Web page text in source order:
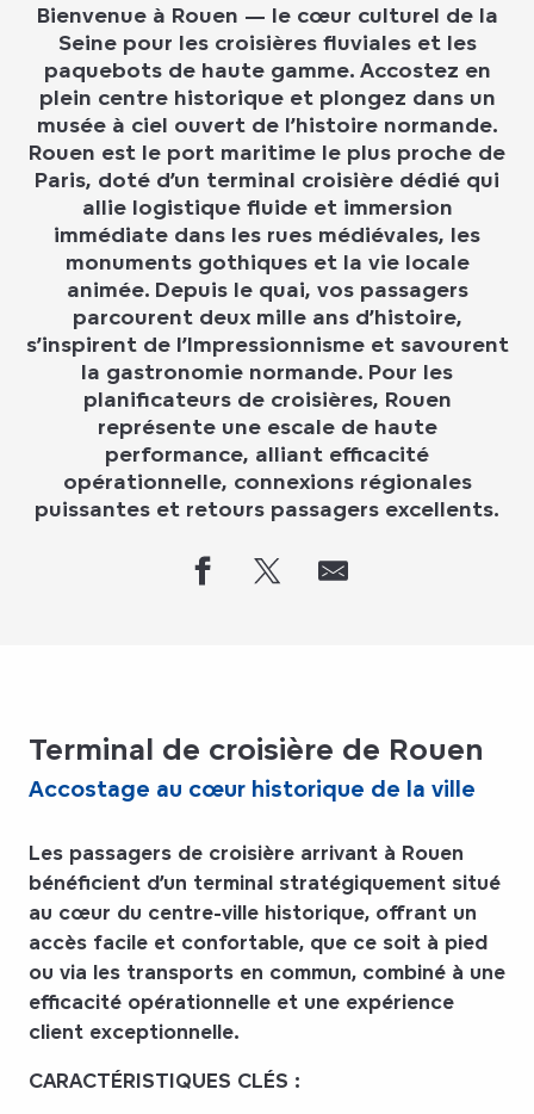
Bienvenue à Rouen — le cœur culturel de la
Seine pour les croisières fluviales et les
paquebots de haute gamme. Accostez en
plein centre historique et plongez dans un
musée à ciel ouvert de l’histoire normande.
Rouen est le port maritime le plus proche de
Paris, doté d’un terminal croisière dédié qui
allie logistique fluide et immersion
immédiate dans les rues médiévales, les
monuments gothiques et la vie locale
animée. Depuis le quai, vos passagers
parcourent deux mille ans d’histoire,
s’inspirent de l’Impressionnisme et savourent
la gastronomie normande. Pour les
planificateurs de croisières, Rouen
représente une escale de haute
performance, alliant efficacité
opérationnelle, connexions régionales
puissantes et retours passagers excellents.
Terminal de croisière de Rouen
Accostage au cœur historique de la ville
Les passagers de croisière arrivant à Rouen
bénéficient d’un terminal stratégiquement situé
au cœur du centre-ville historique, offrant un
accès facile et confortable, que ce soit à pied
ou via les transports en commun, combiné à une
efficacité opérationnelle et une expérience
client exceptionnelle.
CARACTÉRISTIQUES CLÉS :